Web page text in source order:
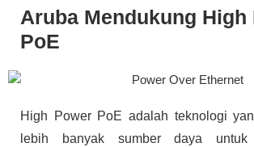
Aruba Mendukung High
PoE
High Power PoE adalah teknologi
lebih banyak sumber daya untuk